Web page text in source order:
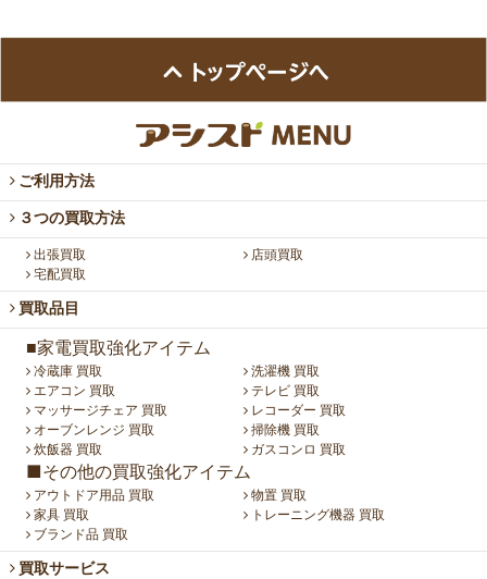
ご利用方法
３つの買取方法
出張買取
店頭買取
宅配買取
買取品目
■家電買取強化アイテム
冷蔵庫 買取
洗濯機 買取
エアコン 買取
テレビ 買取
マッサージチェア 買取
レコーダー 買取
オーブンレンジ 買取
掃除機 買取
炊飯器 買取
ガスコンロ 買取
■その他の買取強化アイテム
アウトドア用品 買取
物置 買取
家具 買取
トレーニング機器 買取
ブランド品 買取
買取サービス